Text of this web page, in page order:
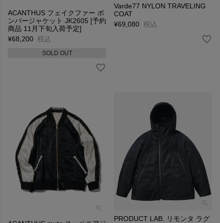
ACANTHUS フェイクファー ボ
ンバージャケット JK2605 [予約
商品 11月下旬入荷予定]
¥68,200 税込
SOLD OUT
Varde77 NYLON TRAVELING
COAT
¥69,080 税込
PRODUCT LAB. リモンタ ラグ